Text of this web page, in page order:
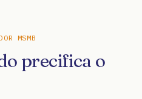
MSMB
precifica o